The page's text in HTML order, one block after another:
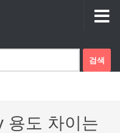
용도 차이는